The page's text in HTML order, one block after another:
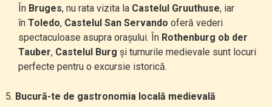
În Bruges, nu rata vizita la Castelul Gruuthuse, iar
în Toledo, Castelul San Servando oferă vederi
spectaculoase asupra orașului. În Rothenburg ob der
Tauber, Castelul Burg și turnurile medievale sunt locuri
perfecte pentru o excursie istorică.
Bucură-te de gastronomia locală medievală